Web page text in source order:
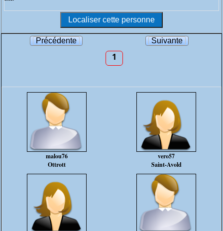
Précédente Suivante
1
malou76
Ottrott
vero57
Saint-Avold